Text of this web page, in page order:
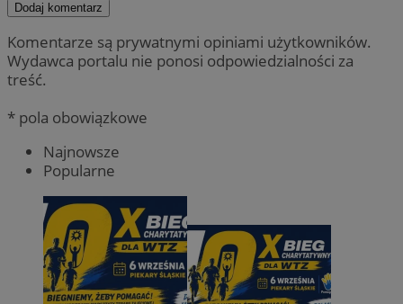
Dodaj komentarz
Komentarze są prywatnymi opiniami użytkowników.
Wydawca portalu nie ponosi odpowiedzialności za
treść.
* pola obowiązkowe
Najnowsze
Popularne